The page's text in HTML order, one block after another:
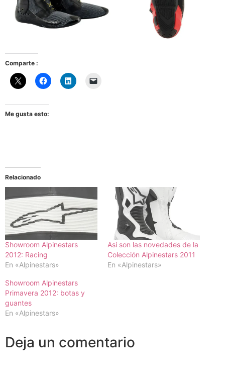
Comparte :
Me gusta esto:
Relacionado
Showroom Alpinestars
2012: Racing
En «Alpinestars»
Así son las novedades de la
Colección Alpinestars 2011
En «Alpinestars»
Showroom Alpinestars
Primavera 2012: botas y
guantes
En «Alpinestars»
Deja un comentario